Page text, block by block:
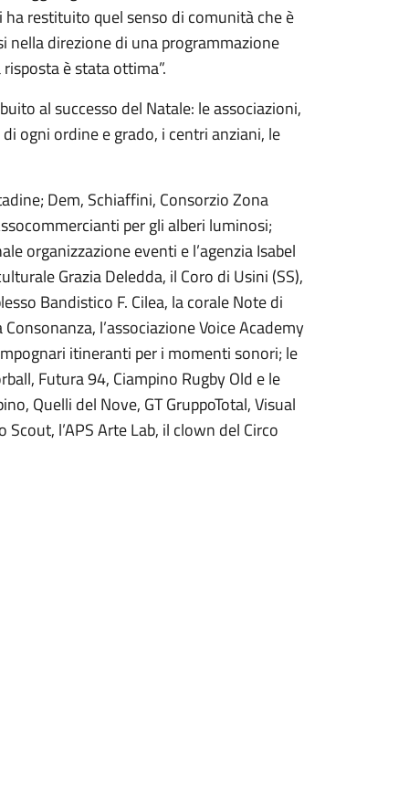
restituito quel senso di comunità che è
nella direzione di una programmazione
è stata ottima”.
al successo del Natale: le associazioni,
ogni ordine e grado, i centri anziani, le
Dem, Schiaffini, Consorzio Zona
per gli alberi luminosi;
organizzazione eventi e l’agenzia Isabel
Grazia Deledda, il Coro di Usini (SS),
Bandistico F. Cilea, la corale Note di
l’associazione Voice Academy
itineranti per i momenti sonori; le
Futura 94, Ciampino Rugby Old e le
Quelli del Nove, GT GruppoTotal, Visual
l’APS Arte Lab, il clown del Circo